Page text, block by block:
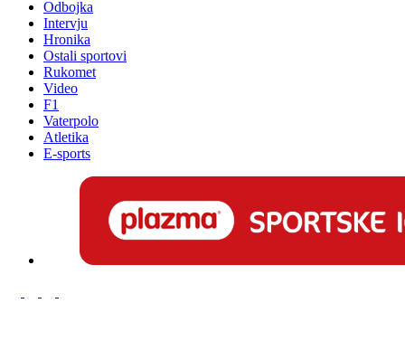
Odbojka
Intervju
Hronika
Ostali sportovi
Rukomet
Video
F1
Vaterpolo
Atletika
E-sports